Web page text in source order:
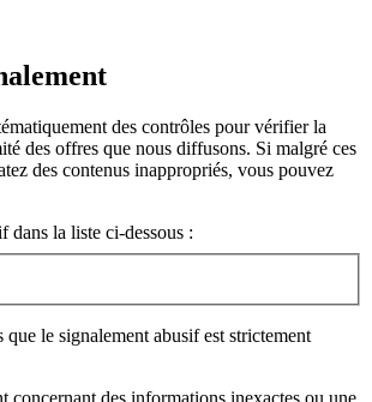
des contrôles pour vérifier la
des offres que nous diffusons. Si malgré ces
des contenus inappropriés, vous pouvez
dans la liste ci-dessous :
le signalement abusif est strictement
concernant des informations inexactes ou une